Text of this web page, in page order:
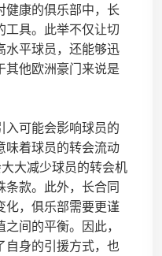
健康的俱乐部中，长
工具。此举不仅让切
水平球员，还能够迅
其他欧洲豪门来说是
入可能会影响球员的
味着球员的转会流动
大减少球员的转会机
条款。此外，长合同
化，俱乐部需要更谨
间的平衡。因此，
自身的引援方式，也